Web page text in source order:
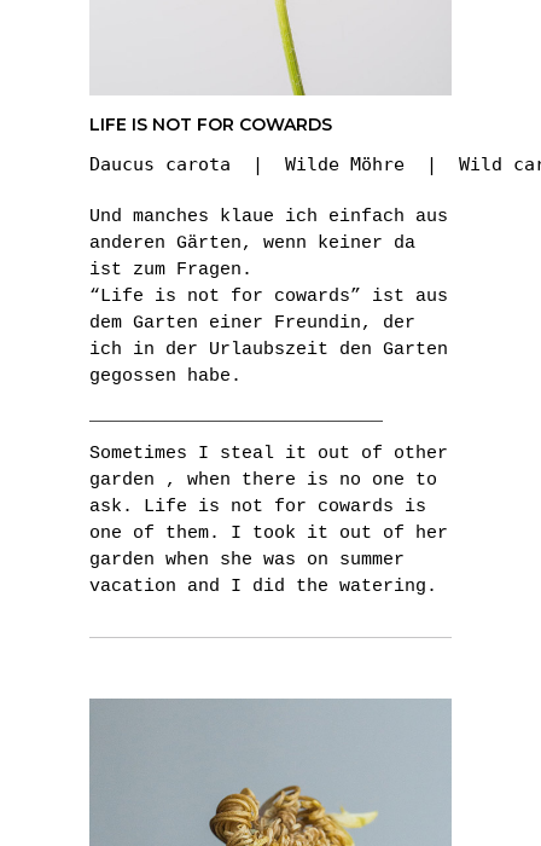
LIFE IS NOT FOR COWARDS
Daucus carota  |  Wilde Möhre  |  Wild
Und manches klaue ich einfach aus
anderen Gärten, wenn keiner da
ist zum Fragen.
“Life is not for cowards” ist aus
dem Garten einer Freundin, der
ich in der Urlaubszeit den Garten
gegossen habe.
Sometimes I steal it out of other
garden , when there is no one to
ask. Life is not for cowards is
one of them. I took it out of her
garden when she was on summer
vacation and I did the watering.